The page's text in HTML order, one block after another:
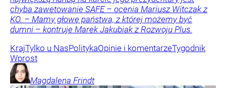
chyba zawetowanie SAFE – ocenia Mariusz Witczak z
KO. – Mamy głowę państwa, z której możemy być
dumni – kontruje Marek Jakubiak z Rozwoju Plus.
KrajTylko u NasPolitykaOpinie i komentarzeTygodnik
Wprost
Magdalena Frindt